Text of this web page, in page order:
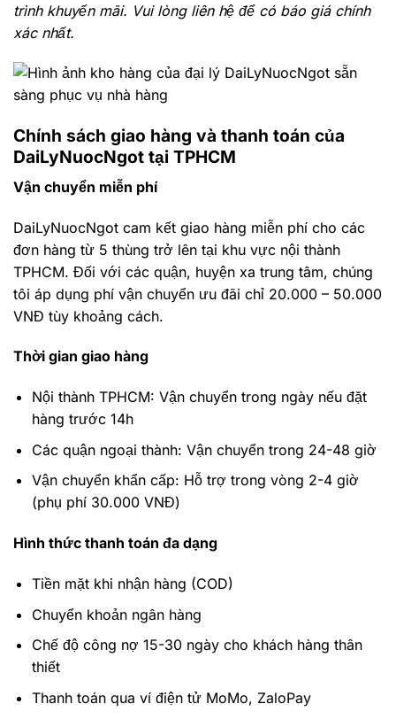
trình khuyến mãi. Vui lòng liên hệ để có báo giá chính
xác nhất.
Chính sách giao hàng và thanh toán của
DaiLyNuocNgot tại TPHCM
Vận chuyển miễn phí
DaiLyNuocNgot cam kết giao hàng miễn phí cho các
đơn hàng từ 5 thùng trở lên tại khu vực nội thành
TPHCM. Đối với các quận, huyện xa trung tâm, chúng
tôi áp dụng phí vận chuyển ưu đãi chỉ 20.000 – 50.000
VNĐ tùy khoảng cách.
Thời gian giao hàng
Nội thành TPHCM: Vận chuyển trong ngày nếu đặt
hàng trước 14h
Các quận ngoại thành: Vận chuyển trong 24-48 giờ
Vận chuyển khẩn cấp: Hỗ trợ trong vòng 2-4 giờ
(phụ phí 30.000 VNĐ)
Hình thức thanh toán đa dạng
Tiền mặt khi nhận hàng (COD)
Chuyển khoản ngân hàng
Chế độ công nợ 15-30 ngày cho khách hàng thân
thiết
Thanh toán qua ví điện tử MoMo, ZaloPay